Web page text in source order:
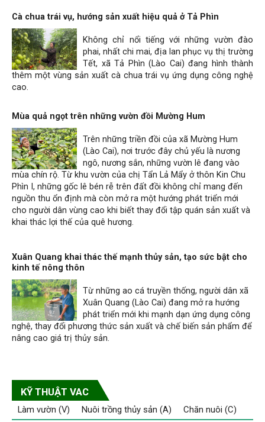
Cà chua trái vụ, hướng sản xuất hiệu quả ở Tả Phìn
Không chỉ nổi tiếng với những vườn đào
phai, nhất chi mai, địa lan phục vụ thị trường
Tết, xã Tả Phìn (Lào Cai) đang hình thành
thêm một vùng sản xuất cà chua trái vụ ứng dụng công nghệ
cao.
Mùa quả ngọt trên những vườn đồi Mường Hum
Trên những triền đồi của xã Mường Hum
(Lào Cai), nơi trước đây chủ yếu là nương
ngô, nương sắn, những vườn lê đang vào
mùa chín rộ. Từ khu vườn của chị Tẩn Lả Mẩy ở thôn Kin Chu
Phìn I, những gốc lê bén rễ trên đất đồi không chỉ mang đến
nguồn thu ổn định mà còn mở ra một hướng phát triển mới
cho người dân vùng cao khi biết thay đổi tập quán sản xuất và
khai thác lợi thế của quê hương.
Xuân Quang khai thác thế mạnh thủy sản, tạo sức bật cho
kinh tế nông thôn
Từ những ao cá truyền thống, người dân xã
Xuân Quang (Lào Cai) đang mở ra hướng
phát triển mới khi mạnh dạn ứng dụng công
nghệ, thay đổi phương thức sản xuất và chế biến sản phẩm để
nâng cao giá trị thủy sản.
KỸ THUẬT VAC
Làm vườn (V) Nuôi trồng thủy sản (A) Chăn nuôi (C)